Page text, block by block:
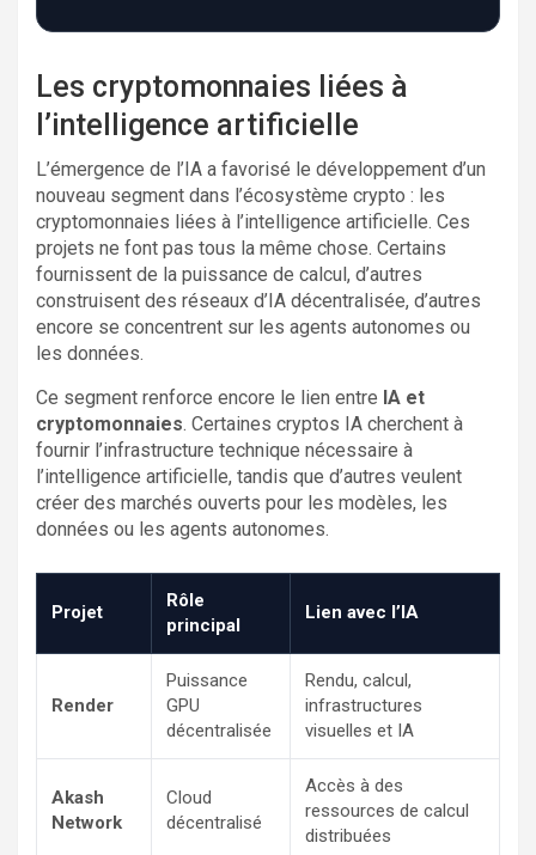
Les cryptomonnaies liées à
l’intelligence artificielle
L’émergence de l’IA a favorisé le développement d’un
nouveau segment dans l’écosystème crypto : les
cryptomonnaies liées à l’intelligence artificielle. Ces
projets ne font pas tous la même chose. Certains
fournissent de la puissance de calcul, d’autres
construisent des réseaux d’IA décentralisée, d’autres
encore se concentrent sur les agents autonomes ou
les données.
Ce segment renforce encore le lien entre IA et
cryptomonnaies. Certaines cryptos IA cherchent à
fournir l’infrastructure technique nécessaire à
l’intelligence artificielle, tandis que d’autres veulent
créer des marchés ouverts pour les modèles, les
données ou les agents autonomes.
Projet
Rôle
principal
Lien avec l’IA
Render
Puissance
GPU
décentralisée
Rendu, calcul,
infrastructures
visuelles et IA
Akash
Network
Cloud
décentralisé
Accès à des
ressources de calcul
distribuées